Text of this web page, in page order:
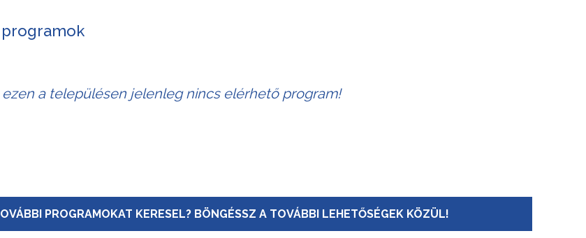
ezen a településen jelenleg nincs elérhető program!
PROGRAMOKAT KERESEL? BÖNGÉSSZ A TOVÁBBI LEHETŐSÉGEK KÖZÜL!